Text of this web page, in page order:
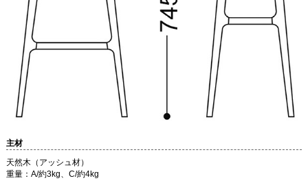
主材
天然木（アッシュ材）
重量：A/約3kg、C/約4kg